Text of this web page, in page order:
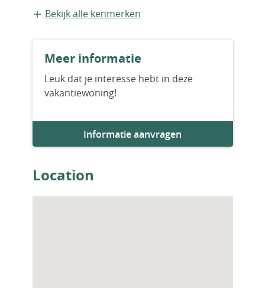
Bodrum. BJV-00231
Appartement
Bestaande bouw
Bouwjaar
Aantal slaapkamers
Aantal badkamers
Bekijk alle kenmerken
Meer informatie
Leuk dat je interesse hebt in deze
vakantiewoning!
Informatie aanvragen
Location